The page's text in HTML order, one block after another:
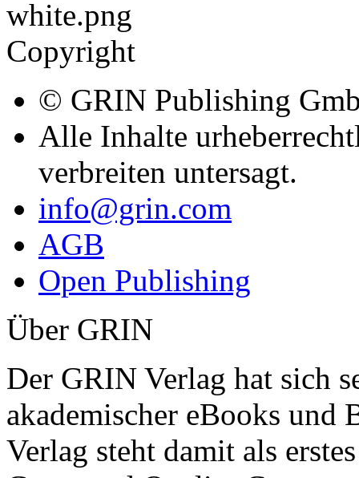
Copyright
© GRIN Publishing
Alle Inhalte
verbreiten untersagt.
info@grin.com
AGB
Open Publishing
Über GRIN
Der GRIN Verlag hat sich
akademischer eBooks und
Verlag steht damit als